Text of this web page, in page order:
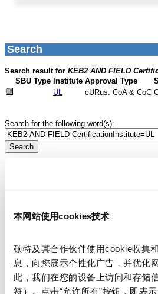
本网站使用cookies技术
硕特及其合作伙伴使用cookie收集
息，向您展示个性化广告，并优化
此，我们在您的设备上访问和存储
符）。点击“允许所有”按钮，即表